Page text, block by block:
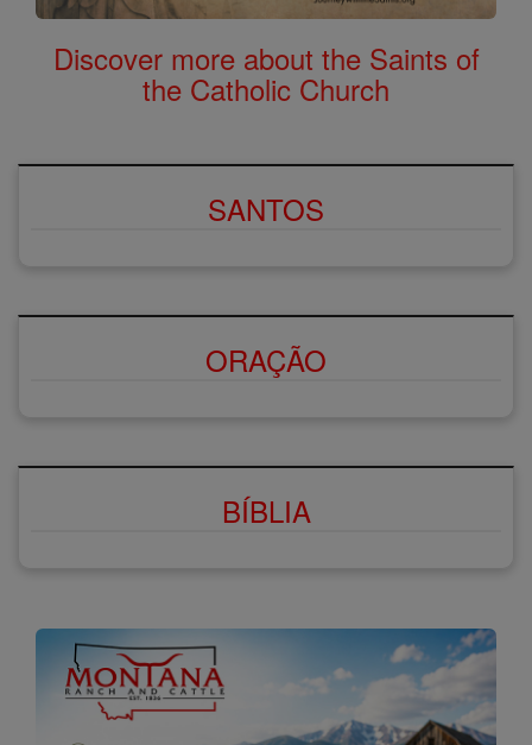
Discover more about the Saints of
the Catholic Church
SANTOS
ORAÇÃO
BÍBLIA